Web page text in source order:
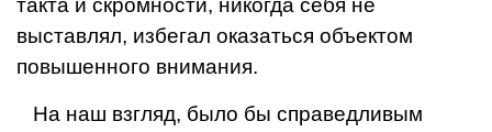
такта и скромности, никогда себя не
выставлял, избегал оказаться объек­том
повышенного внимания.
На наш взгляд, было бы справед­ливым